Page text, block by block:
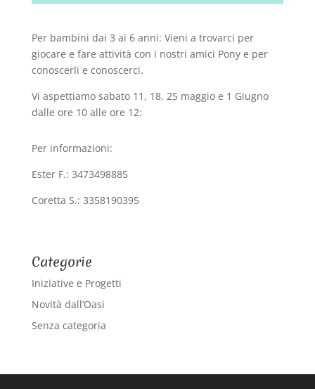
Per bambini dai 3 ai 6 anni: Vieni a trovarci per
giocare e fare attività con i nostri amici Pony e per
conoscerli e conoscerci.
Vi aspettiamo sabato 11, 18, 25 maggio e 1 Giugno
dalle ore 10 alle ore 12:
Per informazioni:
Ester F.: 3473498885
Coretta S.: 3358190395
Categorie
Iniziative e Progetti
Novità dall’Oasi
Senza categoria